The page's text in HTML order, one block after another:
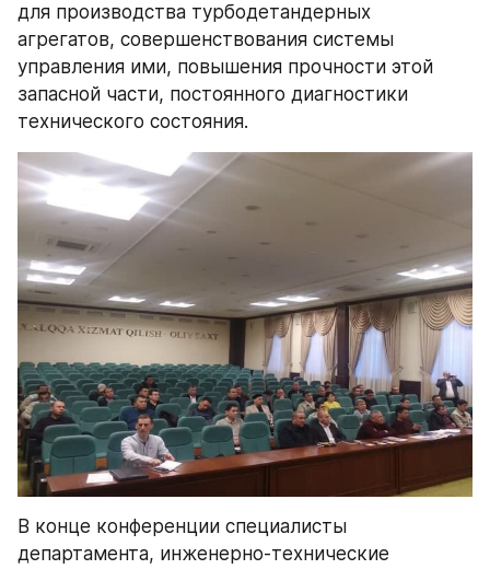
для производства турбодетандерных
агрегатов, совершенствования системы
управления ими, повышения прочности этой
запасной части, постоянного диагностики
технического состояния.
В конце конференции специалисты
департамента, инженерно-технические